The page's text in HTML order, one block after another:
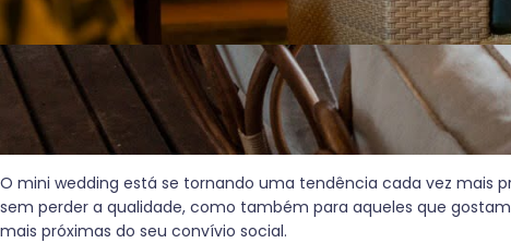
Hoje nós vamos te provar que é possível realizar um
belíssimas e com tudo o que você sempre sonhou pagando
wedding.
O mini wedding está se tornando uma tendência cada vez mais
sem perder a qualidade, como também para aqueles que
mais próximas do seu convívio social.